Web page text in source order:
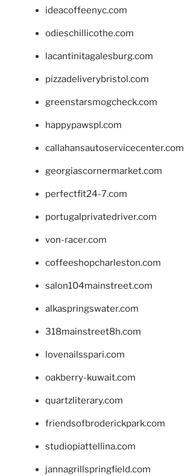
ideacoffeenyc.com
odieschillicothe.com
lacantinitagalesburg.com
pizzadeliverybristol.com
greenstarsmogcheck.com
happypawspl.com
callahansautoservicecenter.com
georgiascornermarket.com
perfectfit24-7.com
portugalprivatedriver.com
von-racer.com
coffeeshopcharleston.com
salon104mainstreet.com
alkaspringswater.com
318mainstreet8h.com
lovenailsspari.com
oakberry-kuwait.com
quartzliterary.com
friendsofbroderickpark.com
studiopiattellina.com
jannagrillspringfield.com